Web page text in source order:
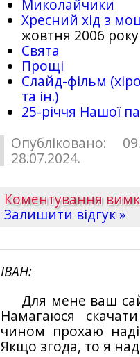
Миколайчики
Хресний хід з
жовтня 2006 року
Свята
Прощі
Слайд-фільм
та ін.)
25-рiччя Нашої
Опубліковано:
28.07.2024.
Коментування
Залишити відгук »
ІВАН
Для мене ваш
Намагаюся
чином прохаю
Якщо згода, то я